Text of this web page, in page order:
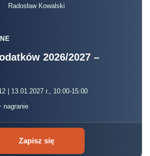
Radosław Kowalski
2026/2027 –
| 13.01.2027 r., 10:00-15:00
nagranie
Zapisz się